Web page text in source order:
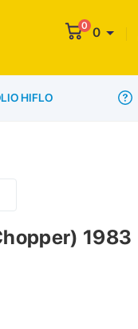
0 0
HIFLO
1983